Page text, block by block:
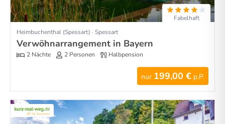
Fabelhaft
Heimbuchenthal (Spessart) · Spessart
Verwöhnarrangement in Bayern
2 Nächte 2 Personen Halbpension
nur 199,00 € p.P.